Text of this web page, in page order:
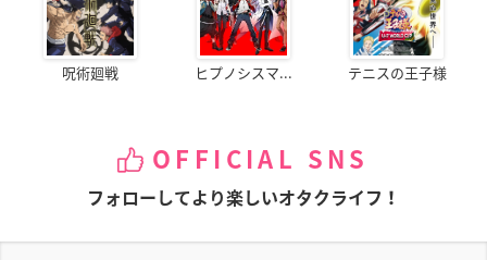
呪術廻戦 ヒプノシスマ... テニスの王子様
OFFICIAL SNS
フォローしてより楽しいオタクライフ！